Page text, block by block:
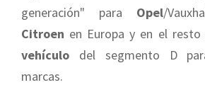
generación" para Opel/
Citroen en Europa y en el
vehículo del segmento D
marcas.